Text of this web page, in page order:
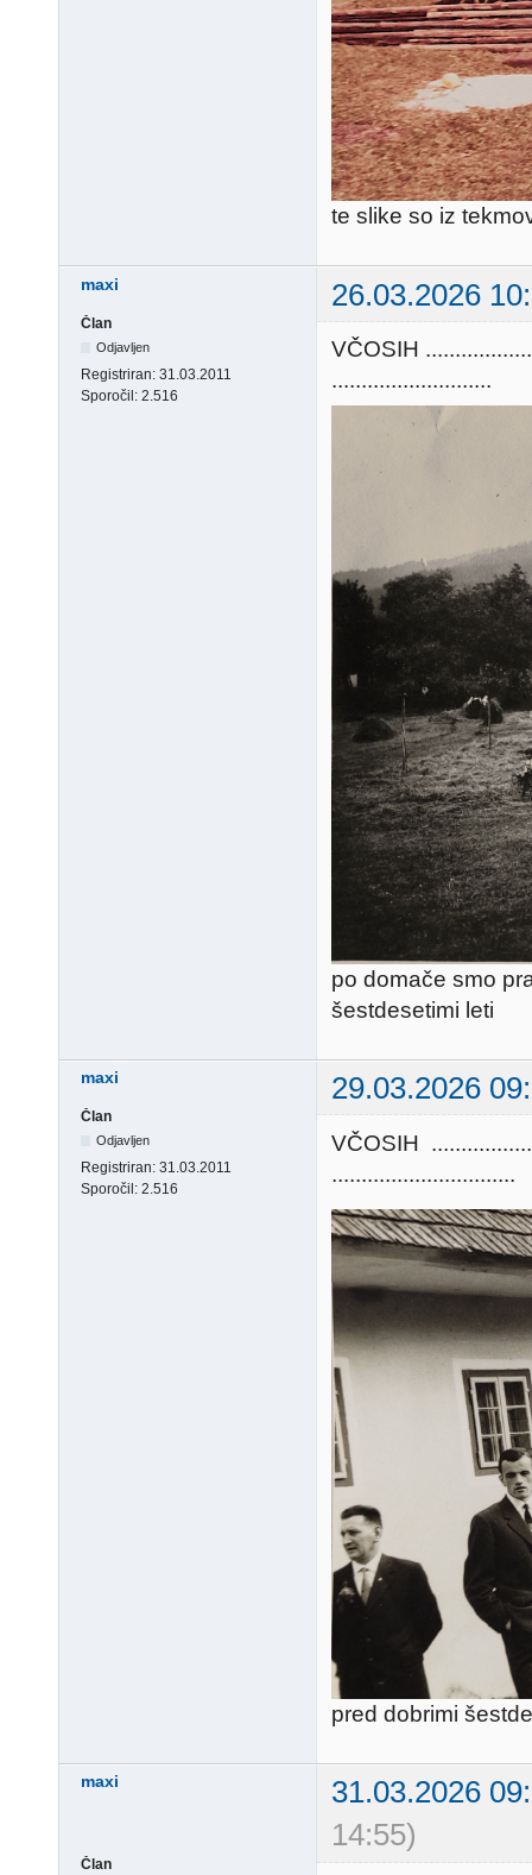
te slike so iz
maxi 26.03.2026
Član
Odjavljen
Registriran: 31.03.2011
Sporočil: 2.516
VČOSIH
...........................
po domače smo
šestdesetimi leti
maxi 29.03.2026
Član
Odjavljen
Registriran: 31.03.2011
Sporočil: 2.516
VČOSIH
...............................
pred dobrimi
maxi
31.03.2026
14:55)
Član